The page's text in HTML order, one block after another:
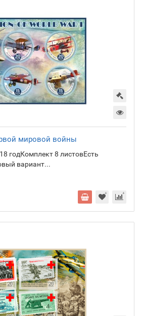
мировой войны
годКомплект 8 листовЕсть
вариант...